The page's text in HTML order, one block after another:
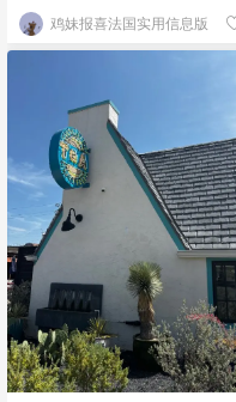
鸡妹报喜法国实用信息版